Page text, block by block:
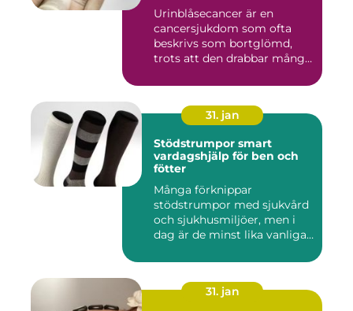
Urinblåsecancer är en
cancersjukdom som ofta
beskrivs som bortglömd,
trots att den drabbar många
31. jan
Stödstrumpor smart
vardagshjälp för ben och
fötter
Många förknippar
stödstrumpor med sjukvård
och sjukhusmiljöer, men i
dag är de minst lika vanliga
31. jan